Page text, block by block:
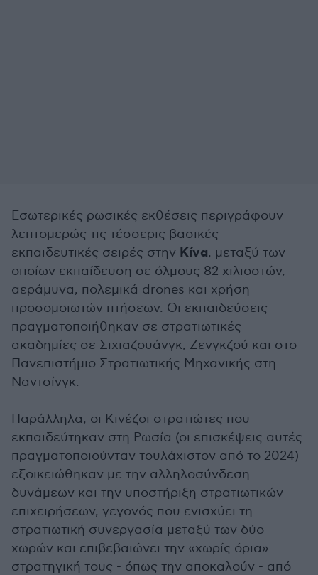
Εσωτερικές ρωσικές εκθέσεις περιγράφουν
λεπτομερώς τις τέσσερις βασικές
εκπαιδευτικές σειρές στην Κίνα, μεταξύ των
οποίων εκπαίδευση σε όλμους 82 χιλιοστών,
αεράμυνα, πολεμικά drones και χρήση
προσομοιωτών πτήσεων. Οι εκπαιδεύσεις
πραγματοποιήθηκαν σε στρατιωτικές
ακαδημίες σε Σιχιαζουάνγκ, Ζενγκζού και στο
Πανεπιστήμιο Στρατιωτικής Μηχανικής στη
Ναντσίνγκ.
Παράλληλα, οι Κινέζοι στρατιώτες που
εκπαιδεύτηκαν στη Ρωσία (οι επισκέψεις αυτές
πραγματοποιούνταν τουλάχιστον από το 2024)
εξοικειώθηκαν με την αλληλοσύνδεση
δυνάμεων και την υποστήριξη στρατιωτικών
επιχειρήσεων, γεγονός που ενισχύει τη
στρατιωτική συνεργασία μεταξύ των δύο
χωρών και επιβεβαιώνει την «χωρίς όρια»
στρατηγική τους - όπως την αποκαλούν - από